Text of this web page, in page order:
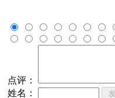
点评：
姓名：